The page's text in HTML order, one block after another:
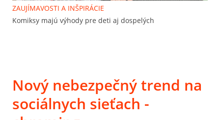
ZAUJÍMAVOSTI A INŠPIRÁCIE
Komiksy majú výhody pre deti aj dospelých
Nový nebezpečný trend na
sociálnych sieťach -